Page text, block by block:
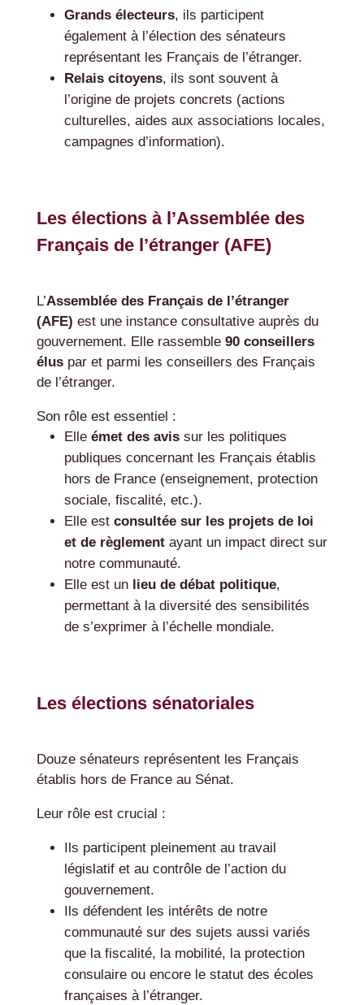
Grands électeurs, ils participent
également à l’élection des sénateurs
représentant les Français de l’étranger.
Relais citoyens, ils sont souvent à
l’origine de projets concrets (actions
culturelles, aides aux associations locales,
campagnes d’information).
Les élections à l’Assemblée des
Français de l’étranger (AFE)
L’Assemblée des Français de l’étranger
(AFE) est une instance consultative auprès du
gouvernement. Elle rassemble 90 conseillers
éluspar et parmi les conseillers des Français
de l’étranger.
Son rôle est essentiel :
Elle émet des avissur les politiques
publiques concernant les Français établis
hors de France (enseignement, protection
sociale, fiscalité, etc.).
Elle est consultée sur les projets de loi
et de règlementayant un impact direct sur
notre communauté.
Elle est un lieu de débat politique,
permettant à la diversité des sensibilités
de s’exprimer à l’échelle mondiale.
Les élections sénatoriales
Douze sénateurs représentent les Français
établis hors de France au Sénat.
Leur rôle est crucial :
Ils participent pleinement au travail
législatif et au contrôle de l’action du
gouvernement.
Ils défendent les intérêts de notre
communauté sur des sujets aussi variés
que la fiscalité, la mobilité, la protection
consulaire ou encore le statut des écoles
françaises à l’étranger.